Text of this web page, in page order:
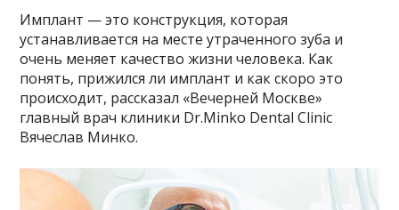
Имплант — это конструкция, которая
устанавливается на месте утраченного зуба и
очень меняет качество жизни человека. Как
понять, прижился ли имплант и как скоро это
происходит, рассказал «Вечерней Москве»
главный врач клиники Dr.Minko Dental Clinic
Вячеслав Минко.